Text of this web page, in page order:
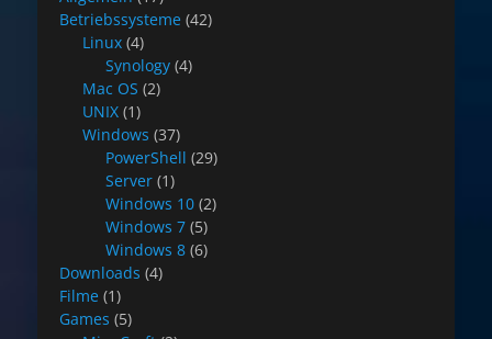
Betriebssysteme (42)
Linux (4)
Synology (4)
Mac OS (2)
UNIX (1)
Windows (37)
PowerShell (29)
Server (1)
Windows 10 (2)
Windows 7 (5)
Windows 8 (6)
Downloads (4)
Filme (1)
Games (5)